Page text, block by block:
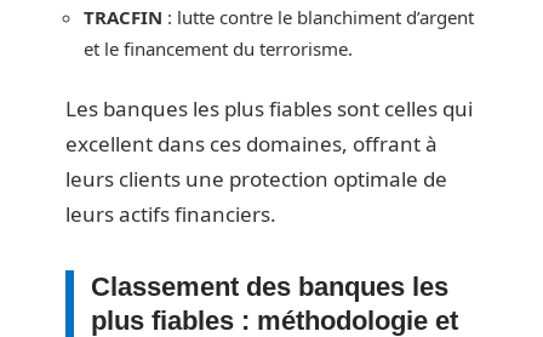
TRACFIN : lutte contre le blanchiment d’argent
et le financement du terrorisme.
Les banques les plus fiables sont celles qui
excellent dans ces domaines, offrant à
leurs clients une protection optimale de
leurs actifs financiers.
Classement des banques les
plus fiables : méthodologie et